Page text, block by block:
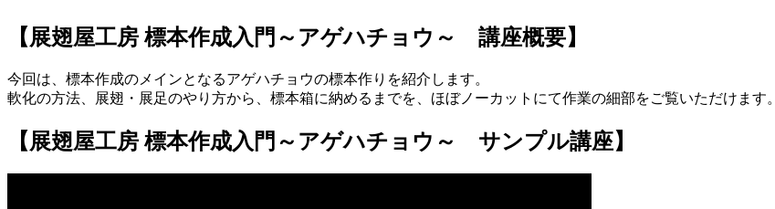
【展翅屋工房 標本作成入門～アゲハチョウ～ 講座概要】
今回は、標本作成のメインとなるアゲハチョウの標本作りを紹介します。
軟化の方法、展翅・展足のやり方から、標本箱に納めるまでを、ほぼノーカットにて作業の細部をご覧いただけます。
【展翅屋工房 標本作成入門～アゲハチョウ～ サンプル講座】